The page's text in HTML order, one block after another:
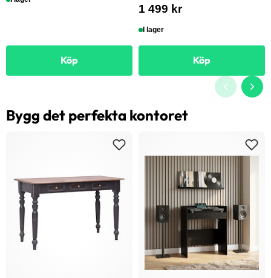
Köp
1 499 kr
I lager
Köp
Bygg det perfekta kontoret